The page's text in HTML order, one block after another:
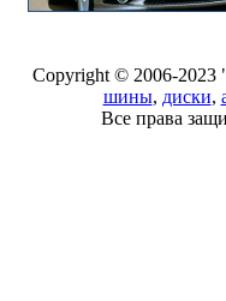
Copyright © 2006-2023
шины, диски,
Все права